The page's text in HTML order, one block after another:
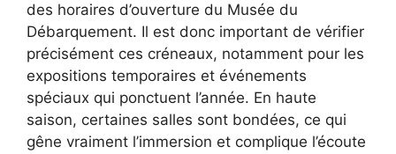
des horaires d’ouverture du Musée du
Débarquement. Il est donc important de vérifier
précisément ces créneaux, notamment pour les
expositions temporaires et événements
spéciaux qui ponctuent l’année. En haute
saison, certaines salles sont bondées, ce qui
gêne vraiment l’immersion et complique l’écoute